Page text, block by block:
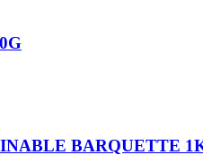
BARQUETTE